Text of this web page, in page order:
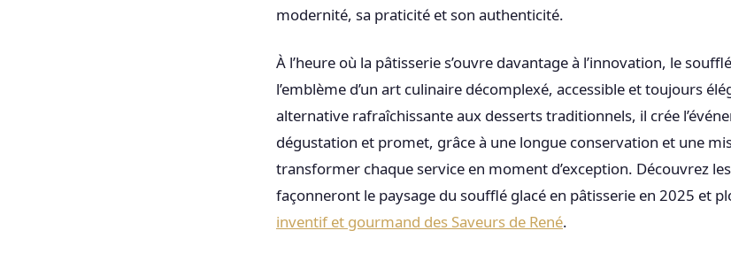
modernité, sa praticité et son authenticité.
À l’heure où la pâtisserie s’ouvre davantage à l’innovation, le
l’emblème d’un art culinaire décomplexé, accessible et toujours
alternative rafraîchissante aux desserts traditionnels, il crée
dégustation et promet, grâce à une longue conservation et une
transformer chaque service en moment d’exception. Découvrez
façonneront le paysage du soufflé glacé en pâtisserie en 2025 et
inventif et gourmand des Saveurs de René.